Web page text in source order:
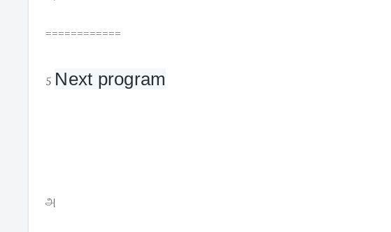
============
5 Next program
அ